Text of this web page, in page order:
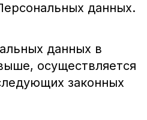
данных.
данных в
осуществляется
законных